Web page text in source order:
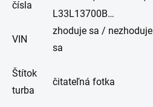
čísla
L33L13700B…
VIN
zhoduje sa / nezhoduje
sa
Štítok
turba
čitateľná fotka